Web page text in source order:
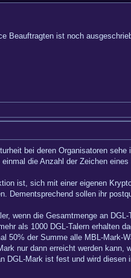
Beauftragten ist noch
bei deren Organisatoren
die Anzahl der Zeichen
ist, sich mit einer eigenen
Dementsprechend sollen ihr
wenn die Gesamtmenge an
als 1000 DGL-Talern erhalten
50% der Summe alle MBL-Mark-
nur dann erreicht werden
Mark ist fest und wird